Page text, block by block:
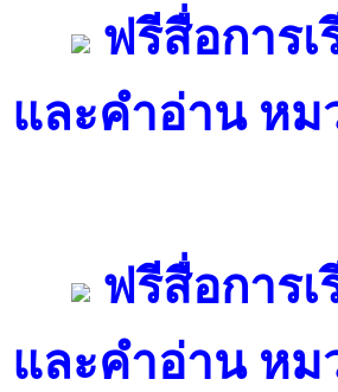
ฟรีสื่อการ
และคำอ่าน หม
ฟรีสื่อการ
และคำอ่าน หม